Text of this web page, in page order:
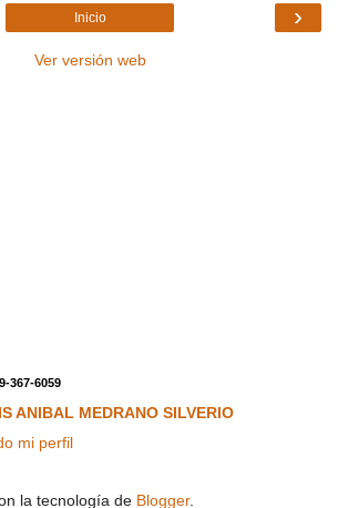
›
Inicio
Ver versión web
367-6059
ANIBAL MEDRANO SILVERIO
mi perfil
la tecnología de Blogger.